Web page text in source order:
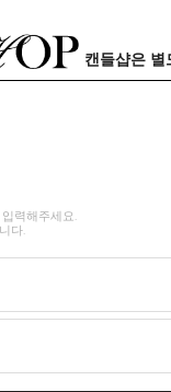
캔들샵은
력해주세요.
다.